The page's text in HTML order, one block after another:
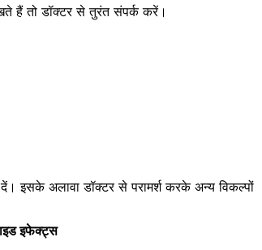
हैं तो डॉक्टर से तुरंत संपर्क करें।
इसके अलावा डॉक्टर से परामर्श करके अन्य विकल्पों
इफेक्ट्स